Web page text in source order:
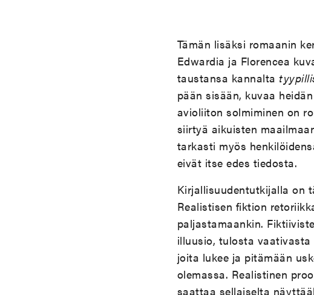
Tämän lisäksi romaanin
Edwardia ja Florencea
taustansa kannalta
pään sisään, kuvaa
avioliiton solmiminen on
siirtyä aikuisten
tarkasti myös
eivät itse edes tiedosta.
Kirjallisuudentutkijalla on
Realistisen fiktion
paljastamaankin.
illuusio, tulosta
joita lukee ja pitämään
olemassa. Realistinen
saattaa sellaiselta